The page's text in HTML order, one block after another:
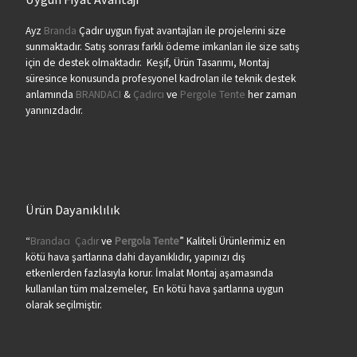
Ayz Branda Çadır uygun fiyat avantajları ile projelerini size
sunmaktadır. Satış sonrası farklı ödeme imkanları ile size satış
için de destek olmaktadır. Keşif, Ürün Tasarımı, Montaj
süresince konusunda profesyonel kadroları ile teknik destek
anlamında BRANDACI & Çadırcı ve Pergole Tente her zaman
yanınızdadır.
Ürün Dayanıklılık
“Brandacı Çadırve PergolaTente” Kaliteli Ürünlerimiz en
kötü hava şartlarına dahi dayanıklıdır, yapınızı dış
etkenlerden fazlasıyla korur. İmalat Montaj aşamasında
kullanılan tüm malzemeler, En kötü hava şartlarına uygun
olarak seçilmiştir.